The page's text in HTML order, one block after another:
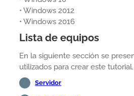
• Windows 2012
• Windows 2016
Lista de equipos
En la siguiente sección se
utilizados para crear este tutorial.
Servidor